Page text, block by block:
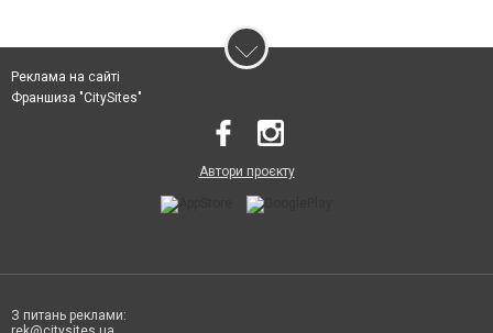
Реклама на сайті
Франшиза "CitySites"
Автори проєкту
З питань реклами: